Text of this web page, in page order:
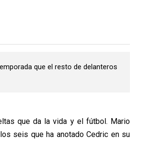
que el resto de delanteros
que da la vida y el fútbol. Mario
seis que ha anotado Cedric en su